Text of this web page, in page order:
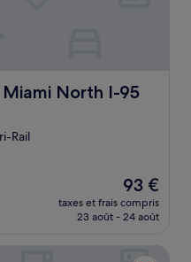
North I-95
North I-95
Rail
Le
nouveau
prix
de
93 €
taxes et frais compris
23 août - 24 août
Airport - 36th St by IHG